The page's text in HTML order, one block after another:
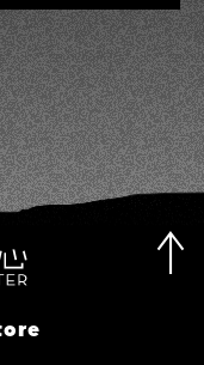
陳孟賢、黃露